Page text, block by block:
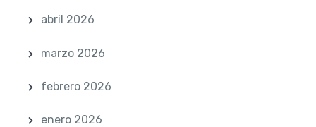
abril 2026
marzo 2026
febrero 2026
enero 2026